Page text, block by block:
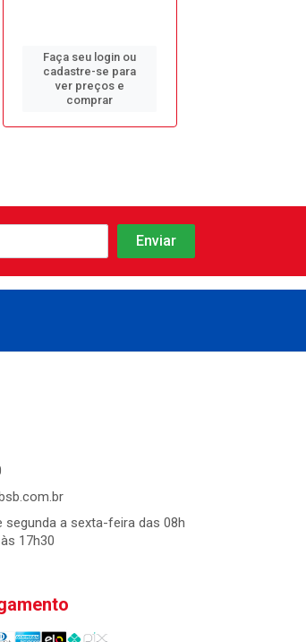
Faça seu login ou
cadastre-se para
ver preços e
comprar
segunda a sexta-feira das 08h
17h30